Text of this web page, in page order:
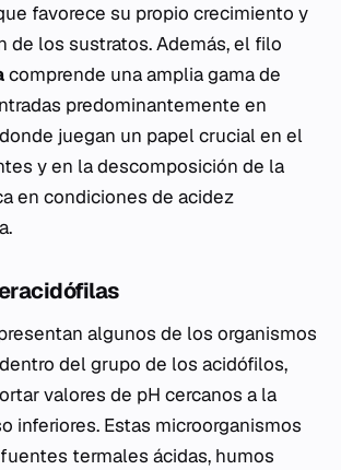
favorece su propio crecimiento y
de los sustratos. Además, el filo
comprende una amplia gama de
predominantemente en
juegan un papel crucial en el
y en la descomposición de la
en condiciones de acidez
algunos de los organismos
del grupo de los acidófilos,
valores de pH cercanos a la
inferiores. Estas microorganismos
termales ácidas, humos